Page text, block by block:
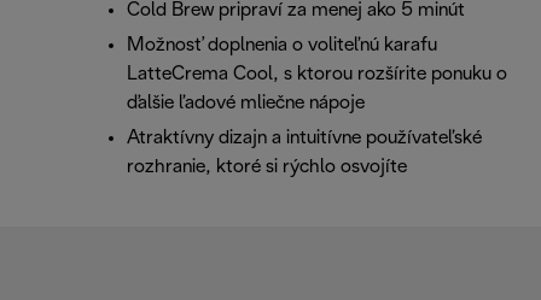
Cold Brew pripraví za menej ako 5 minút
Možnosť doplnenia o voliteľnú karafu
LatteCrema Cool, s ktorou rozšírite ponuku o
ďalšie ľadové mliečne nápoje
Atraktívny dizajn a intuitívne používateľské
rozhranie, ktoré si rýchlo osvojíte